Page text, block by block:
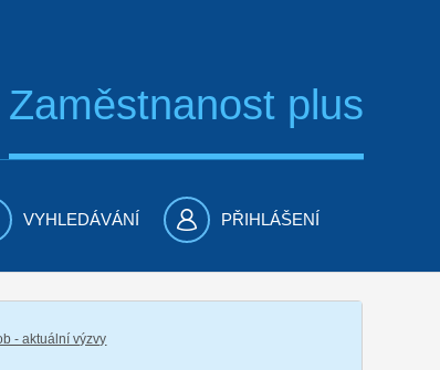
Zaměstnanost plus
VYHLEDÁVÁNÍ PŘIHLÁŠENÍ
- aktuální výzvy